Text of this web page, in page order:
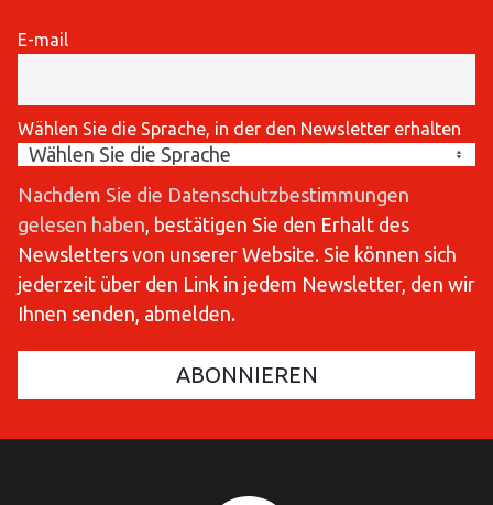
E-mail
Wählen Sie die Sprache, in der den Newsletter erhalten
Nachdem Sie die Datenschutzbestimmungen
gelesen haben , bestätigen Sie den Erhalt des
Newsletters von unserer Website. Sie können sich
jederzeit über den Link in jedem Newsletter, den wir
Ihnen senden, abmelden.